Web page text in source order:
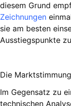
diesem Grund
Zeichnungen
sie am besten
Ausstiegspunkte
Die Marktstimmung
Im Gegensatz zu
technischen